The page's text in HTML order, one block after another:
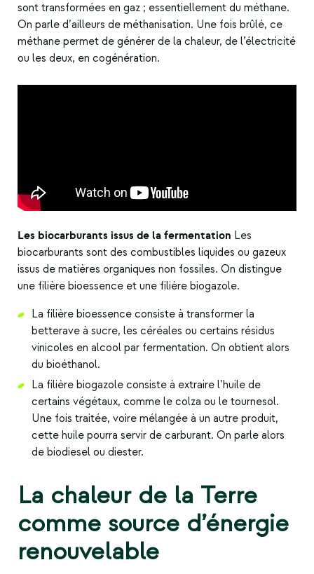
sont transformées en gaz ; essentiellement du méthane.
On parle d’ailleurs de méthanisation. Une fois brûlé, ce
méthane permet de générer de la chaleur, de l’électricité
ou les deux, en cogénération.
Les biocarburants issus de la fermentation Les
biocarburants sont des combustibles liquides ou gazeux
issus de matières organiques non fossiles. On distingue
une filière bioessence et une filière biogazole.
La filière bioessence consiste à transformer la
betterave à sucre, les céréales ou certains résidus
vinicoles en alcool par fermentation. On obtient alors
du bioéthanol.
La filière biogazole consiste à extraire l’huile de
certains végétaux, comme le colza ou le tournesol.
Une fois traitée, voire mélangée à un autre produit,
cette huile pourra servir de carburant. On parle alors
de biodiesel ou diester.
La chaleur de la Terre
comme source d’énergie
renouvelable